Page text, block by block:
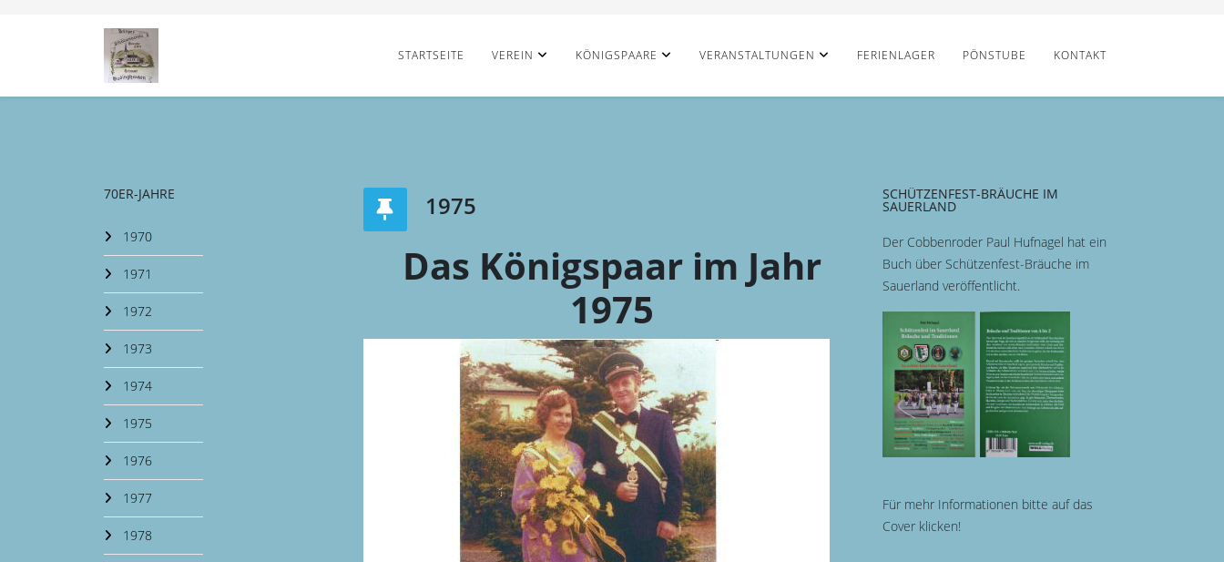
STARTSEITE VEREIN KÖNIGSPAARE VERANSTALTUNGEN FERIENLAGER PÖNSTUBE KONTAKT
70ER-JAHRE
1970
1971
1972
1973
1974
1975
1976
1977
1978
1975
Das Königspaar im Jahr
1975
SCHÜTZENFEST-BRÄUCHE IM
SAUERLAND
Der Cobbenroder Paul Hufnagel hat ein
Buch über Schützenfest-Bräuche im
Sauerland veröffentlicht.
Für mehr Informationen bitte auf das
Cover klicken!